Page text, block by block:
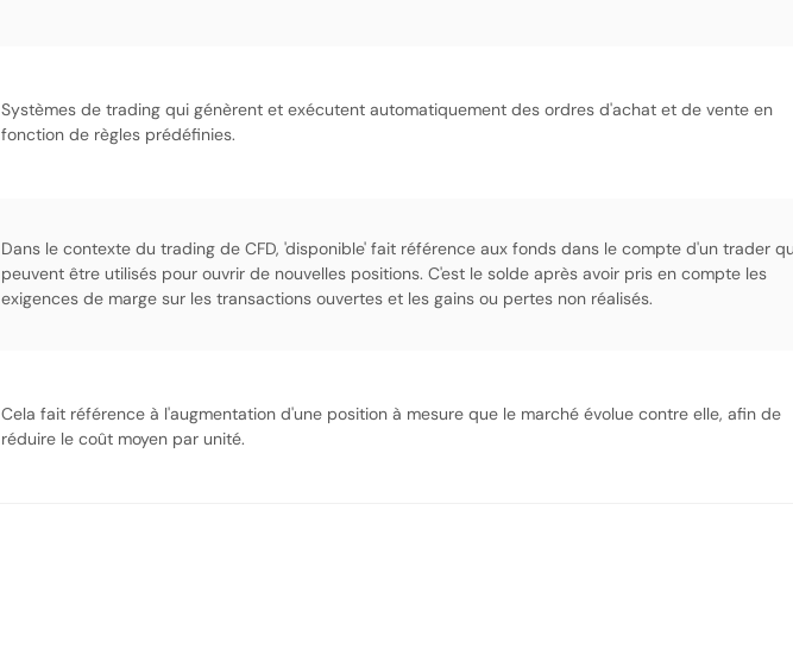
Systèmes de trading qui génèrent et exécutent automatiquement des ordres d'achat et de vente en
fonction de règles prédéfinies.
Dans le contexte du trading de CFD, 'disponible' fait référence aux fonds dans le compte d'un trader
peuvent être utilisés pour ouvrir de nouvelles positions. C'est le solde après avoir pris en compte les
exigences de marge sur les transactions ouvertes et les gains ou pertes non réalisés.
Cela fait référence à l'augmentation d'une position à mesure que le marché évolue contre elle, afin de
réduire le coût moyen par unité.